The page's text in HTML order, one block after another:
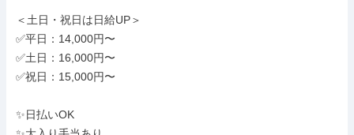
＜土日・祝日は日給UP＞
✅平日：14,000円〜
✅土日：16,000円〜
✅祝日：15,000円〜
✨日払いOK